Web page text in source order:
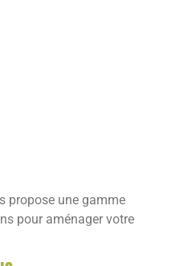
propose une gamme
pour aménager votre